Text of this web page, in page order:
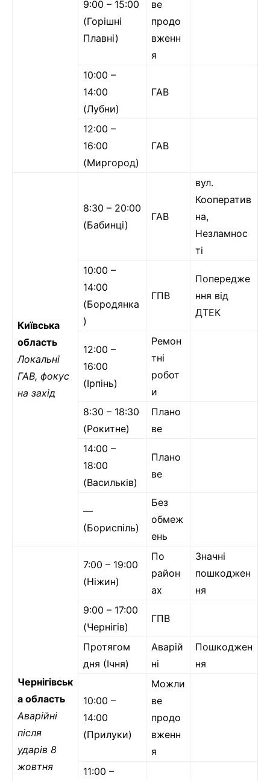
9:00 – 15:00
(Горішні
Плавні)
ве
продо
вженн
я
10:00 –
14:00
(Лубни)
ГАВ
12:00 –
16:00
(Миргород)
ГАВ
Київська
область
Локальні
ГАВ, фокус
на захід
8:30 – 20:00
(Бабинці)
ГАВ
вул.
Кооператив
на,
Незламнос
ті
10:00 –
14:00
(Бородянка
)
ГПВ
Попередже
ння від
ДТЕК
12:00 –
16:00
(Ірпінь)
Ремон
тні
робот
и
8:30 – 18:30
(Рокитне)
Плано
ве
14:00 –
18:00
(Васильків)
Плано
ве
—
(Бориспіль)
Без
обмеж
ень
Чернігівськ
а область
Аварійні
після
ударів 8
жовтня
7:00 – 19:00
(Ніжин)
По
район
ах
Значні
пошкоджен
ня
9:00 – 17:00
(Чернігів)
ГПВ
Протягом
дня (Ічня)
Аварій
ні
Пошкоджен
ня
10:00 –
14:00
(Прилуки)
Можли
ве
продо
вженн
я
11:00 –